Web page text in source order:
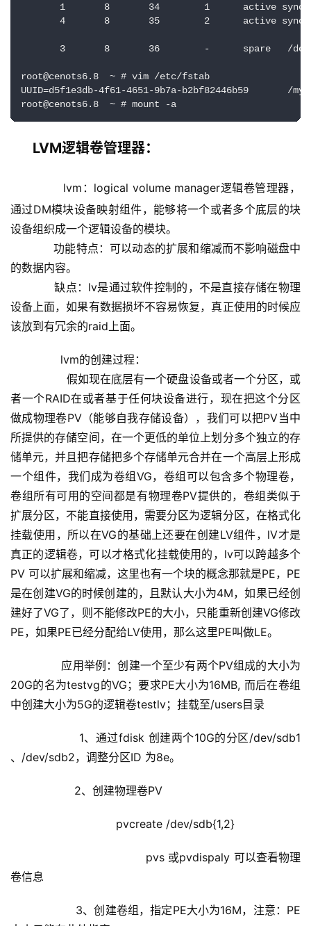
1       8       34        1      active sync
4       8       35        2      active sync
3       8       36        -      spare   /
root@cenots6.8  ~ # vim /etc/fstab
UUID=d5f1e3db-4f61-4651-9b7a-b2bf82446b59       /
root@cenots6.8  ~ # mount -a
LVM逻辑卷管理器：
lvm：logical volume manager逻辑卷管理器，
通过DM模块设备映射组件，能够将一个或者多个底层的块
设备组织成一个逻辑设备的模块。
功能特点：可以动态的扩展和缩减而不影响磁盘中
的数据内容。
缺点：lv是通过软件控制的，不是直接存储在物理
设备上面，如果有数据损坏不容易恢复，真正使用的时候应
该放到有冗余的raid上面。
lvm的创建过程：
假如现在底层有一个硬盘设备或者一个分区，或
者一个RAID在或者基于任何块设备进行，现在把这个分区
做成物理卷PV（能够自我存储设备），我们可以把PV当中
所提供的存储空间，在一个更低的单位上划分多个独立的存
储单元，并且把存储把多个存储单元合并在一个高层上形成
一个组件，我们成为卷组VG，卷组可以包含多个物理卷，
卷组所有可用的空间都是有物理卷PV提供的，卷组类似于
扩展分区，不能直接使用，需要分区为逻辑分区，在格式化
挂载使用，所以在VG的基础上还要在创建LV组件，lV才是
真正的逻辑卷，可以才格式化挂载使用的，lv可以跨越多个
PV 可以扩展和缩减，这里也有一个块的概念那就是PE，PE
是在创建VG的时候创建的，且默认大小为4M，如果已经创
建好了VG了，则不能修改PE的大小，只能重新创建VG修改
PE，如果PE已经分配给LV使用，那么这里PE叫做LE。
应用举例：创建一个至少有两个PV组成的大小为
20G的名为testvg的VG；要求PE大小为16MB, 而后在卷组
中创建大小为5G的逻辑卷testlv；挂载至/users目录
1、通过fdisk 创建两个10G的分区/dev/sdb1
、/dev/sdb2，调整分区ID 为8e。
2、创建物理卷PV
pvcreate /dev/sdb{1,2}
pvs 或pvdispaly 可以查看物理
卷信息
3、创建卷组，指定PE大小为16M，注意：PE